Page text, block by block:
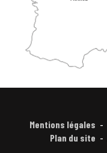
Mentions légales
Plan du site